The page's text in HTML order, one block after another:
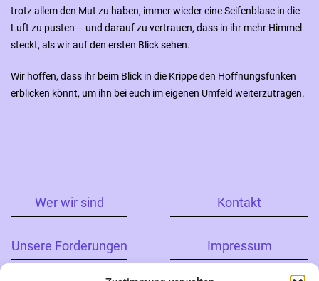
trotz allem den Mut zu haben, immer wieder eine Seifenblase in die
Luft zu pusten – und darauf zu vertrauen, dass in ihr mehr Himmel
steckt, als wir auf den ersten Blick sehen.
Wir hoffen, dass ihr beim Blick in die Krippe den Hoffnungsfunken
erblicken könnt, um ihn bei euch im eigenen Umfeld weiterzutragen.
Wer wir sind
Unsere Forderungen
Kontakt
Impressum